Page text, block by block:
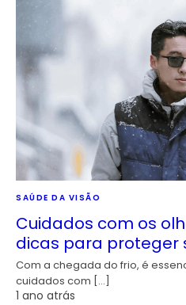
SAÚDE DA VISÃO
Cuidados com os
dicas para proteger
Com a chegada do frio, é
cuidados com […]
1 ano atrás